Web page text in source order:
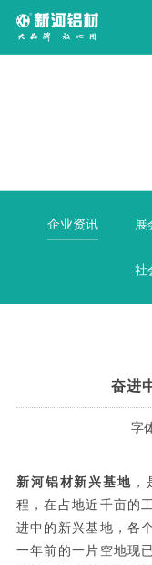
企业资讯 展
社
奋进
字
新河铝材新兴基地
程，在占地近千亩的
进中的新兴基地，各
一年前的一片空地现